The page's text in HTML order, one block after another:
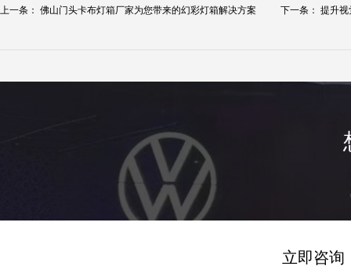
上一条： 佛山门头卡布灯箱厂家为您带来的幻彩灯箱解决方案 下一条： 提升
立即咨询